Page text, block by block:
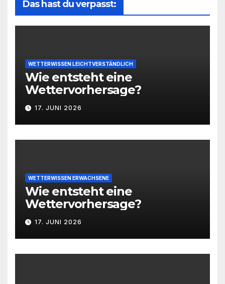
Das hast du verpasst:
WETTERWISSEN LEICHTVERSTÄNDLICH
Wie entsteht eine
Wettervorhersage?
17. JUNI 2026
WETTERWISSEN ERWACHSENE
Wie entsteht eine
Wettervorhersage?
17. JUNI 2026